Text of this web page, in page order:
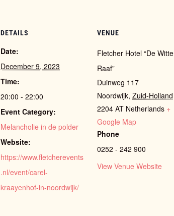
DETAILS
Date:
December 9, 2023
Time:
20:00 - 22:00
Event Category:
Melancholie in de polder
Website:
https://www.fletcherevents
.nl/event/carel-
kraayenhof-in-noordwijk/
VENUE
Fletcher Hotel “De Witte
Raaf”
Duinweg 117
Noordwijk, Zuid-Holland
2204 AT Netherlands +
Google Map
Phone
0252 - 242 900
View Venue Website